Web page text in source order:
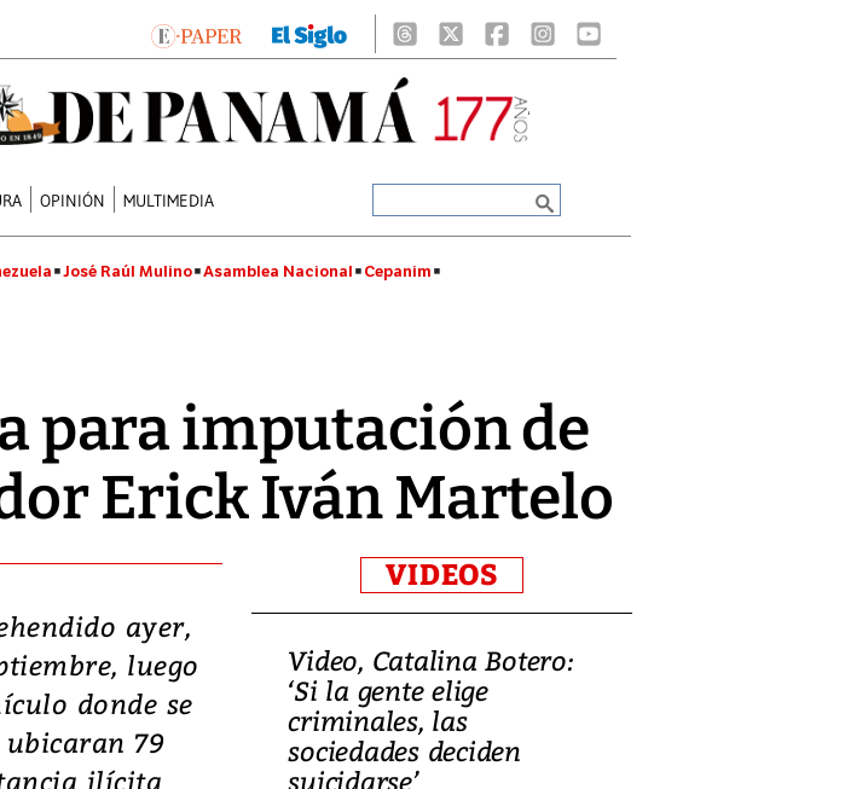
OPINIÓN MULTIMEDIA
José Raúl Mulino Asamblea Nacional Cepanim
para imputación de
Erick Iván Martelo
ayer,
luego
donde se
79
ilícita
VIDEOS
Terremoto
y graves
Kumamoto
Video, Catalina Botero:
‘Si la gente elige
criminales, las
sociedades deciden
suicidarse’